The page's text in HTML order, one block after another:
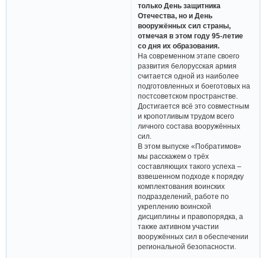
только День защитника
Отечества, но и День
вооружённых сил страны,
отмечая в этом году 95-летие
со дня их образования.
На современном этапе своего
развития белорусская армия
считается одной из наиболее
подготовленных и боеготовых на
постсоветском пространстве.
Достигается всё это совместным
и кропотливым трудом всего
личного состава вооружённых
сил.
В этом выпуске «Побратимов»
мы расскажем о трёх
составляющих такого успеха –
взвешенном подходе к порядку
комплектования воинских
подразделений, работе по
укреплению воинской
дисциплины и правопорядка, а
также активном участии
вооружённых сил в обеспечении
региональной безопасности.